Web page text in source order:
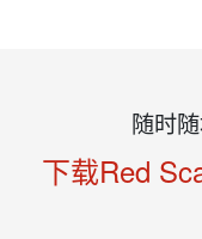
随时
下载Red